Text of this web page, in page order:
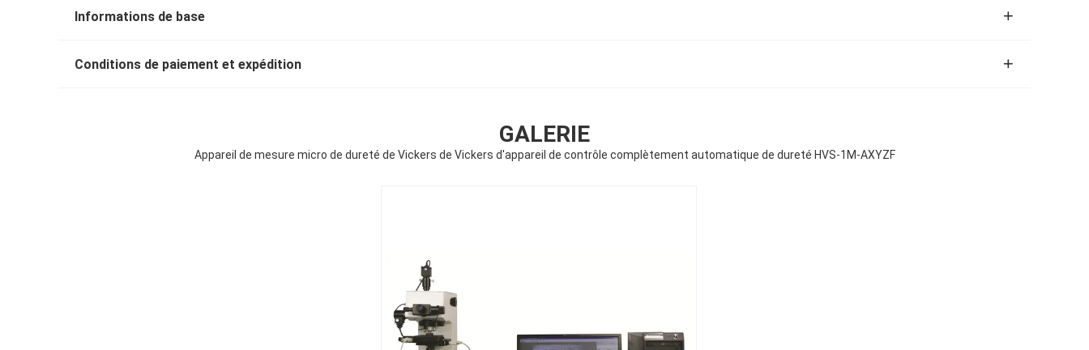
Informations de base
Conditions de paiement et expédition
GALERIE
Appareil de mesure micro de dureté de Vickers de Vickers d'appareil de contrôle complètement automatique de dureté HVS-1M-AXYZF